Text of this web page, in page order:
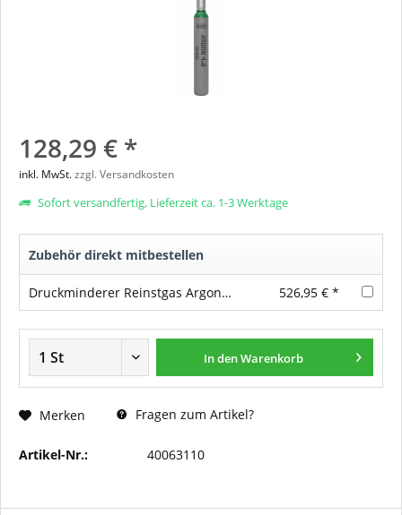
128,29 € *
inkl. MwSt.zzgl. Versandkosten
Sofort versandfertig, Lieferzeit ca. 1-3 Werktage
Zubehör direkt mitbestellen
Druckminderer Reinstgas Argon/CO2/Helium 526,95 € *
In denWarenkorb
Merken Fragen zum Artikel?
Artikel-Nr.: 40063110